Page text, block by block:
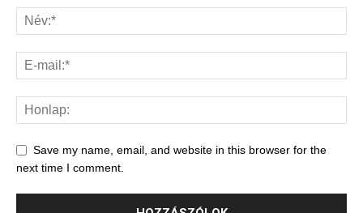
Save my name, email, and website in this browser for the
next time I comment.